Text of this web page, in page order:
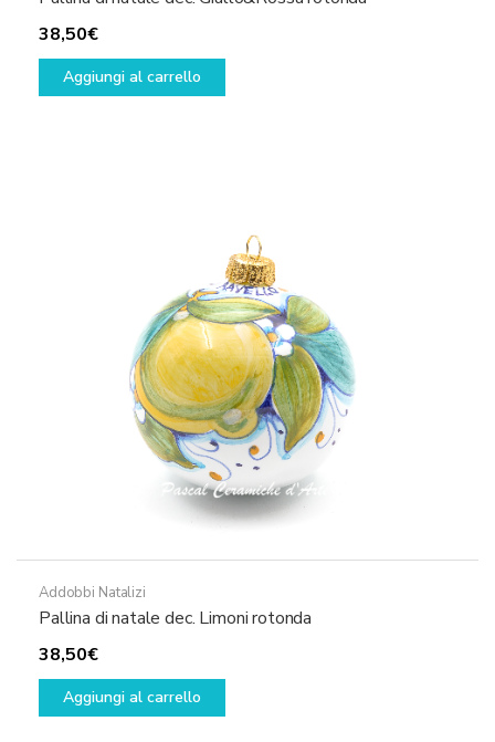
38,50€
Aggiungi al carrello
Addobbi Natalizi
Pallina di natale dec. Limoni rotonda
38,50€
Aggiungi al carrello